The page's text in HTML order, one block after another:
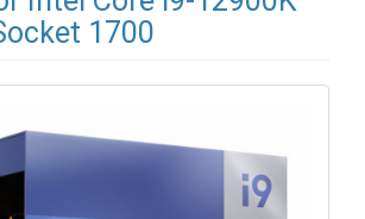
1700